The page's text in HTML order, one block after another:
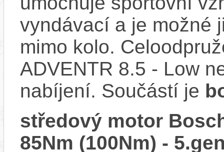
vyndávací a je možné
mimo kolo.
ADVENTR 8.5 - Low
nabíjení. Součástí je
středový motor
85Nm (100Nm) -